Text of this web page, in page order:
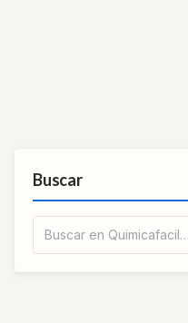
Buscar